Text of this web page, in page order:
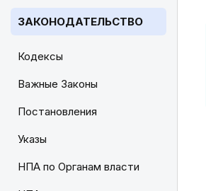
ЗАКОНОДАТЕЛЬСТВО
Кодексы
Важные Законы
Постановления
Указы
НПА по Органам власти